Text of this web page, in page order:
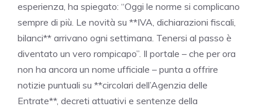
esperienza, ha spiegato: “Oggi le norme si complicano
sempre di più. Le novità su **IVA, dichiarazioni fiscali,
bilanci** arrivano ogni settimana. Tenersi al passo è
diventato un vero rompicapo”. Il portale – che per ora
non ha ancora un nome ufficiale – punta a offrire
notizie puntuali su **circolari dell’Agenzia delle
Entrate**, decreti attuativi e sentenze della